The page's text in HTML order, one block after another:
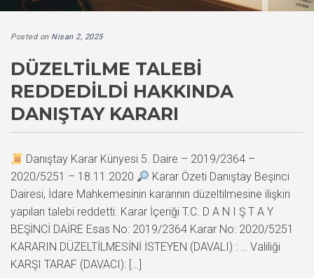
Posted on Nisan 2, 2025
DÜZELTILME TALEBI
REDDEDILDI HAKKINDA
DANIŞTAY KARARI
Danıştay Karar Künyesi 5. Daire – 2019/2364 –
2020/5251 – 18.11.2020
Karar Özeti Danıştay Beşinci
Dairesi, İdare Mahkemesinin kararının düzeltilmesine ilişkin
yapılan talebi reddetti. Karar İçeriği T.C. D A N I Ş T A Y
BEŞİNCİ DAİRE Esas No: 2019/2364 Karar No: 2020/5251
KARARIN DÜZELTİLMESİNİ İSTEYEN (DAVALI) : … Valiliği
KARŞI TARAF (DAVACI): […]